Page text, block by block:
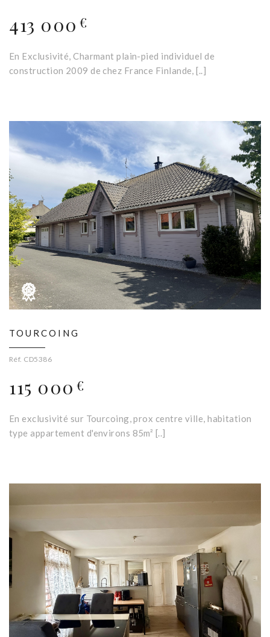
413 000 €
En Exclusivité, Charmant plain-pied individuel de
construction 2009 de chez France Finlande, [..]
TOURCOING
Réf. CD5386
115 000 €
En exclusivité sur Tourcoing, prox centre ville, habitation
type appartement d'environs 85m² [..]